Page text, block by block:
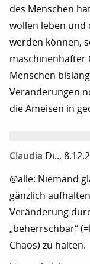
des Menschen
wollen leben und
werden können,
maschinenhafter
Menschen
Veränderungen
die Ameisen in
Claudia Di..,
@alle: Niemand
gänzlich
Veränderung
„beherrschbar“
Chaos) zu halten.